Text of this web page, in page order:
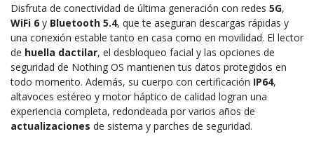
Disfruta de conectividad de última generación con redes 5G,
WiFi 6 y Bluetooth 5.4, que te aseguran descargas rápidas y
una conexión estable tanto en casa como en movilidad. El lector
de huella dactilar, el desbloqueo facial y las opciones de
seguridad de Nothing OS mantienen tus datos protegidos en
todo momento. Además, su cuerpo con certificación IP64,
altavoces estéreo y motor háptico de calidad logran una
experiencia completa, redondeada por varios años de
actualizaciones de sistema y parches de seguridad.